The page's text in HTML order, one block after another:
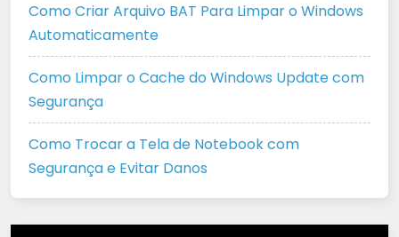
Como Criar Arquivo BAT Para Limpar o Windows
Automaticamente
Como Limpar o Cache do Windows Update com
Segurança
Como Trocar a Tela de Notebook com
Segurança e Evitar Danos